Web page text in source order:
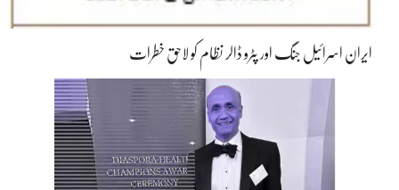
ایران اسرائیل جنگ اور پٹرو ڈالر نظام کو لاحق خطرات